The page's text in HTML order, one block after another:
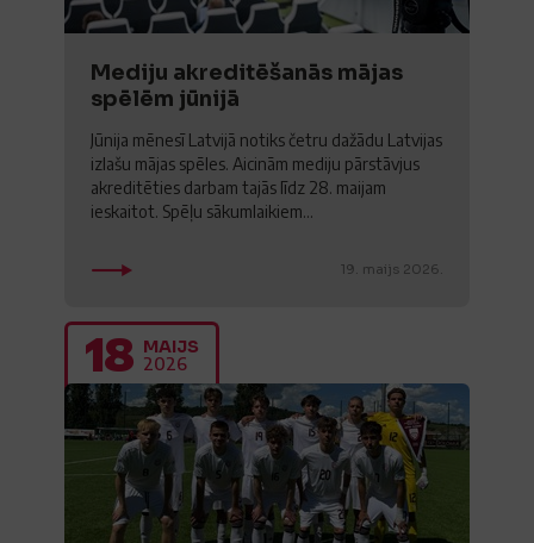
Mediju akreditēšanās mājas
spēlēm jūnijā
Jūnija mēnesī Latvijā notiks četru dažādu Latvijas
izlašu mājas spēles. Aicinām mediju pārstāvjus
akreditēties darbam tajās līdz 28. maijam
ieskaitot. Spēļu sākumlaikiem...
19. maijs 2026.
18 MAIJS
2026